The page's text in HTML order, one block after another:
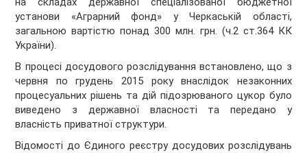
установи «Аграрний фонд» у Черкаській області,
загальною вартістю понад 300 млн. грн. (ч.2 ст.364 КК
України).
В процесі досудового розслідування встановлено, що з
червня по грудень 2015 року внаслідок незаконних
процесуальних рішень та дій підозрюваного цукор було
виведено з державної власності та передано у
власність приватної структури.
Відомості до Єдиного реєстру досудових розслідувань